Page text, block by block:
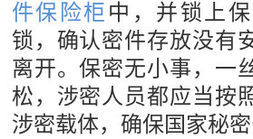
件保险柜中，并锁上
锁，确认密件存放没有
离开。保密无小事，一
松，涉密人员都应当按
涉密载体，确保国家秘密